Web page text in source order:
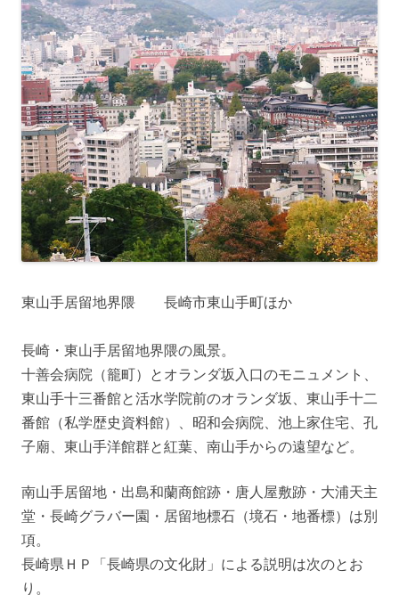
東山手居留地界隈 長崎市東山手町ほか
長崎・東山手居留地界隈の風景。
十善会病院（籠町）とオランダ坂入口のモニュメント、
東山手十三番館と活水学院前のオランダ坂、東山手十二
番館（私学歴史資料館）、昭和会病院、池上家住宅、孔
子廟、東山手洋館群と紅葉、南山手からの遠望など。
南山手居留地・出島和蘭商館跡・唐人屋敷跡・大浦天主
堂・長崎グラバー園・居留地標石（境石・地番標）は別
項。
長崎県ＨＰ「長崎県の文化財」による説明は次のとお
り。